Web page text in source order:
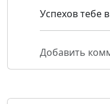
Успехов тебе
Добавить